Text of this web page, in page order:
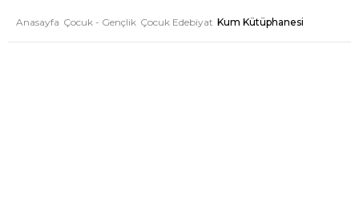
Anasayfa Çocuk - Gençlik Çocuk Edebiyat Kum Kütüphanesi